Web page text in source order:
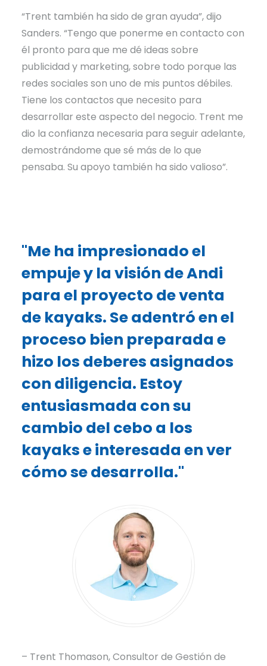
“Trent también ha sido de gran ayuda”, dijo
Sanders. “Tengo que ponerme en contacto con
él pronto para que me dé ideas sobre
publicidad y marketing, sobre todo porque las
redes sociales son uno de mis puntos débiles.
Tiene los contactos que necesito para
desarrollar este aspecto del negocio. Trent me
dio la confianza necesaria para seguir adelante,
demostrándome que sé más de lo que
pensaba. Su apoyo también ha sido valioso”.
"Me ha impresionado el
empuje y la visión de Andi
para el proyecto de venta
de kayaks. Se adentró en el
proceso bien preparada e
hizo los deberes asignados
con diligencia. Estoy
entusiasmada con su
cambio del cebo a los
kayaks e interesada en ver
cómo se desarrolla."
– Trent Thomason, Consultor de Gestión de